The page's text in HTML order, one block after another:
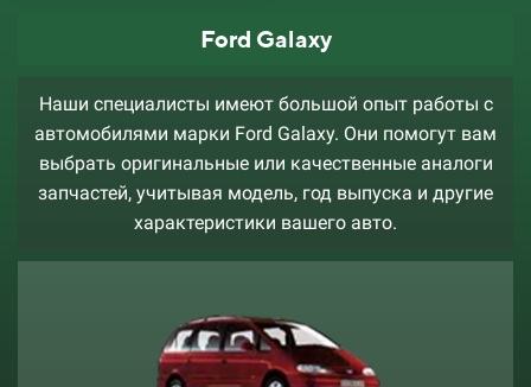
Ford Galaxy
Наши специалисты имеют большой опыт работы с
автомобилями марки Ford Galaxy. Они помогут вам
выбрать оригинальные или качественные аналоги
запчастей, учитывая модель, год выпуска и другие
характеристики вашего авто.